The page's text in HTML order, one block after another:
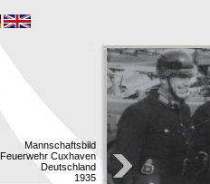
Mannschaftsbild
Feuerwehr Cuxhaven
Deutschland
1935